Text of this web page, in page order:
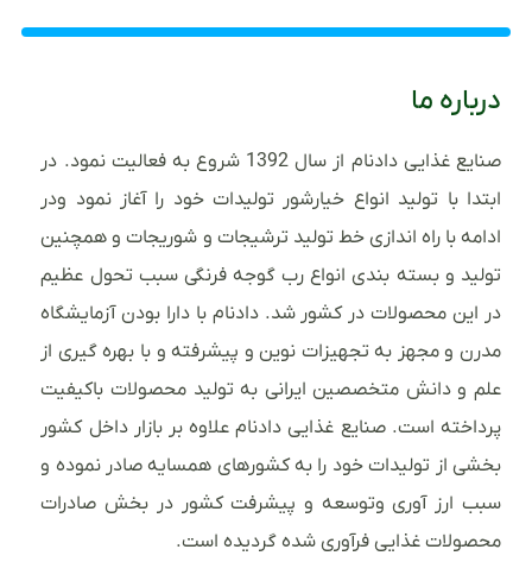
درباره ما
صنایع غذایی دادنام از سال 1392 شروع به فعالیت نمود. در
ابتدا با تولید انواع خیارشور تولیدات خود را آغاز نمود ودر
ادامه با راه اندازی خط تولید ترشیجات و شوریجات و همچنین
تولید و بسته بندی انواع رب گوجه فرنگی سبب تحول عظیم
در این محصولات در کشور شد. دادنام با دارا بودن آزمایشگاه
مدرن و مجهز به تجهیزات نوین و پیشرفته و با بهره گیری از
علم و دانش متخصصین ایرانی به تولید محصولات باکیفیت
پرداخته است. صنایع غذایی دادنام علاوه بر بازار داخل کشور
بخشی از تولیدات خود را به کشورهای همسایه صادر نموده و
سبب ارز آوری وتوسعه و پیشرفت کشور در بخش صادرات
محصولات غذایی فرآوری شده گردیده است.